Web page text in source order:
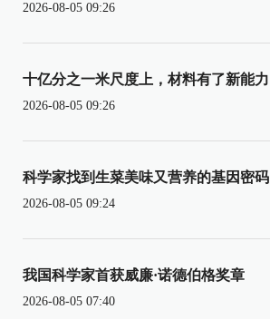
2026-08-05 09:26
十亿分之一米尺度上，材料有了新能力
2026-08-05 09:26
科学家找到生菜美味又营养的基因密码
2026-08-05 09:24
我国科学家首获威廉·诺德伯格奖章
2026-08-05 07:40